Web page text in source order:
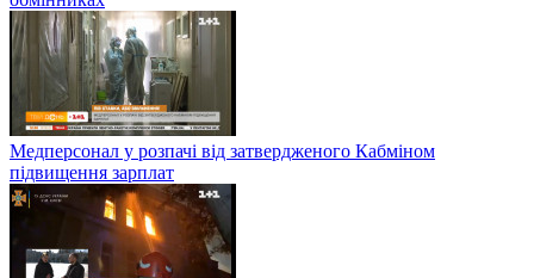
Медперсонал у розпачі від затвердженого Кабміном
підвищення зарплат